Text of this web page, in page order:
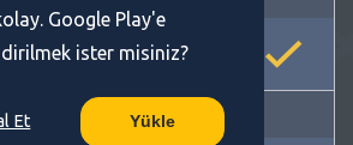
Google Play'e
ister misiniz?
Et Yükle